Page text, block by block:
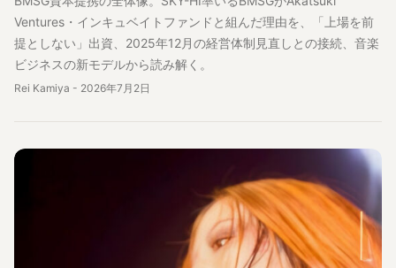
Ventures・インキュベイトファンドと組んだ理由を、「上場を前
提としない」出資、2025年12月の経営体制見直しとの接続、音楽
ビジネスの新モデルから読み解く。
Rei Kamiya - 2026年7月2日